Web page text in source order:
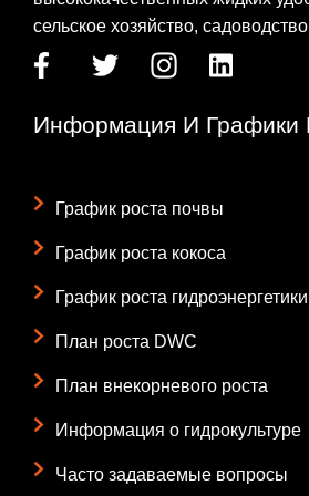
сельское хозяйство,
Информация И Графики
График роста почвы
График роста кокоса
График роста гидроэнергетики
План роста DWC
План внекорневого роста
Информация о гидрокультуре
Часто задаваемые вопросы